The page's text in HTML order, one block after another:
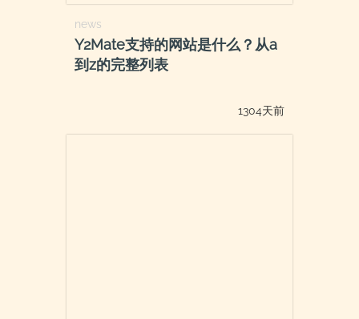
news
Y2Mate支持的网站是什么？从a
到z的完整列表
1304天前